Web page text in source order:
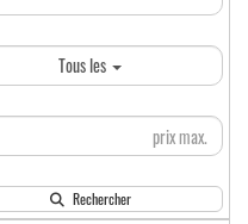
Tous les
Rechercher